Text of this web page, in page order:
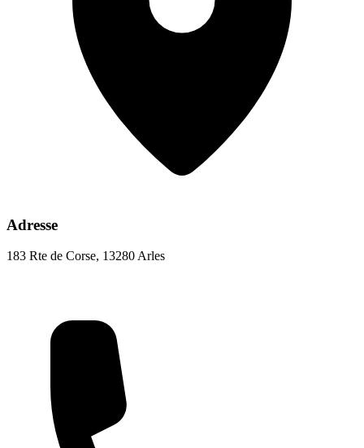
Adresse
183 Rte de Corse, 13280 Arles